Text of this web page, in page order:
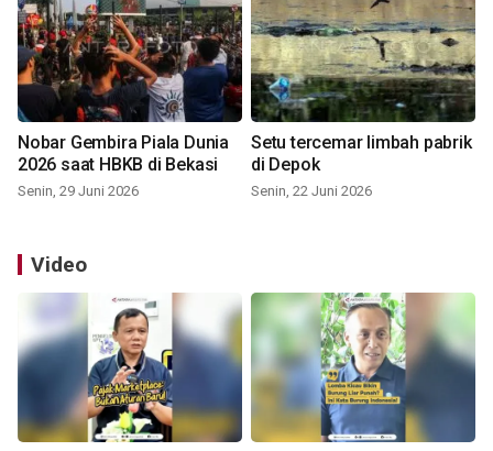
Nobar Gembira Piala Dunia
2026 saat HBKB di Bekasi
Senin, 29 Juni 2026
Setu tercemar limbah pabrik
di Depok
Senin, 22 Juni 2026
Video